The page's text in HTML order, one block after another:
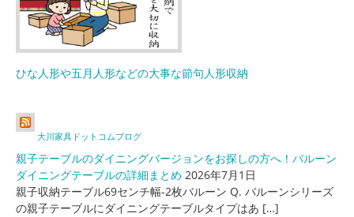
ひな人形や五月人形などの大事な節句人形収納
大川家具ドットコムブログ
親子テーブルのダイニングバージョンをお探しの方へ！バルーン
ダイニングテーブルの詳細まとめ 2026年7月1日
親子収納テーブル69センチ幅-2枚バルーン Q. バルーンシリーズ
の親子テーブルにダイニングテーブルタイプはあ […]